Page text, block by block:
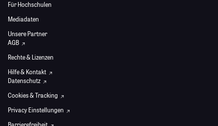
Für Hochschulen
Mediadaten
Unsere Partner
AGB
Rechte & Lizenzen
Hilfe & Kontakt
Datenschutz
Cookies & Tracking
Privacy Einstellungen